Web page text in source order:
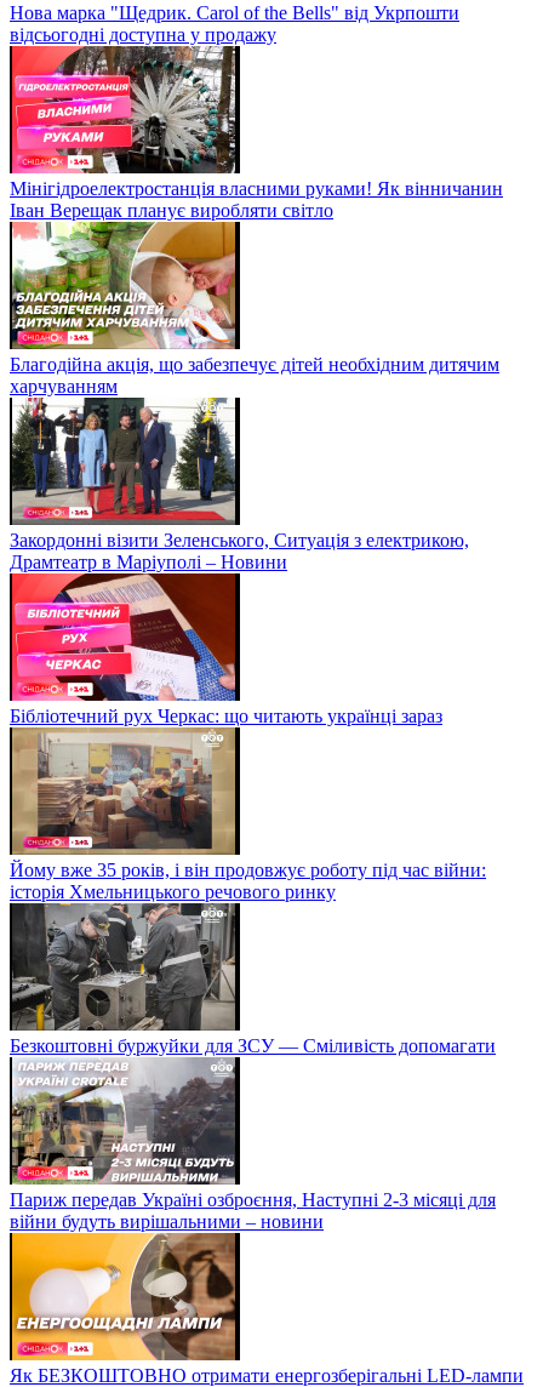
Нова марка "Щедрик. Carol of the Bells" від Укрпошти
відсьогодні доступна у продажу
Мінігідроелектростанція власними руками! Як вінничанин
Іван Верещак планує виробляти світло
Благодійна акція, що забезпечує дітей необхідним дитячим
харчуванням
Закордонні візити Зеленського, Ситуація з електрикою,
Драмтеатр в Маріуполі – Новини
Бібліотечний рух Черкас: що читають українці зараз
Йому вже 35 років, і він продовжує роботу під час війни:
історія Хмельницького речового ринку
Безкоштовні буржуйки для ЗСУ — Сміливість допомагати
Париж передав Україні озброєння, Наступні 2-3 місяці для
війни будуть вирішальними – новини
Як БЕЗКОШТОВНО отримати енергозберігальні LED-лампи